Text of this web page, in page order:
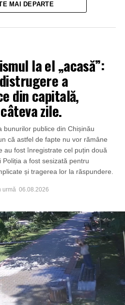
MAI DEPARTE
la el „acasă”:
a
din capitală,
zile.
bunurilor publice din Chișinău
că astfel de fapte nu vor rămâne
au fost înregistrate cel puțin două
a fost sesizată pentru
și tragerea lor la răspundere.
urmă 06.08.2026